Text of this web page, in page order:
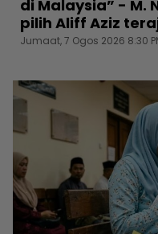
di Malaysia” - M.
pilih Aliff Aziz
Jumaat, 7 Ogos 2026 8:30